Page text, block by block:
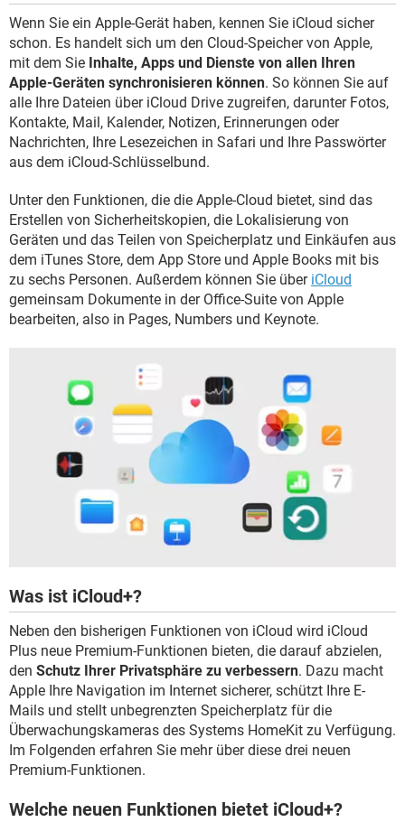
Wenn Sie ein Apple-Gerät haben, kennen Sie iCloud sicher
schon. Es handelt sich um den Cloud-Speicher von Apple,
mit dem Sie Inhalte, Apps und Dienste von allen Ihren
Apple-Geräten synchronisieren können. So können Sie auf
alle Ihre Dateien über iCloud Drive zugreifen, darunter Fotos,
Kontakte, Mail, Kalender, Notizen, Erinnerungen oder
Nachrichten, Ihre Lesezeichen in Safari und Ihre Passwörter
aus dem iCloud-Schlüsselbund.
Unter den Funktionen, die die Apple-Cloud bietet, sind das
Erstellen von Sicherheitskopien, die Lokalisierung von
Geräten und das Teilen von Speicherplatz und Einkäufen aus
dem iTunes Store, dem App Store und Apple Books mit bis
zu sechs Personen. Außerdem können Sie über iCloud
gemeinsam Dokumente in der Office-Suite von Apple
bearbeiten, also in Pages, Numbers und Keynote.
Was ist iCloud+?
Neben den bisherigen Funktionen von iCloud wird iCloud
Plus neue Premium-Funktionen bieten, die darauf abzielen,
den Schutz Ihrer Privatsphäre zu verbessern. Dazu macht
Apple Ihre Navigation im Internet sicherer, schützt Ihre E-
Mails und stellt unbegrenzten Speicherplatz für die
Überwachungskameras des Systems HomeKit zu Verfügung.
Im Folgenden erfahren Sie mehr über diese drei neuen
Premium-Funktionen.
Welche neuen Funktionen bietet iCloud+?